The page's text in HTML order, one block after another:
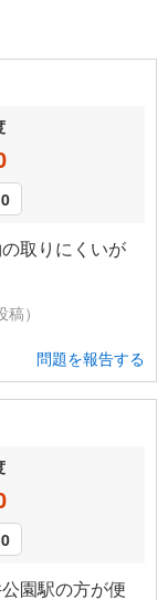
0
取りにくいが
）
問題を報告する
0
園駅の方が便